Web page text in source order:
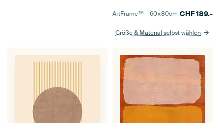
ArtFrame™ –60×80cm CHF189.-
Größe & Material selbst wählen